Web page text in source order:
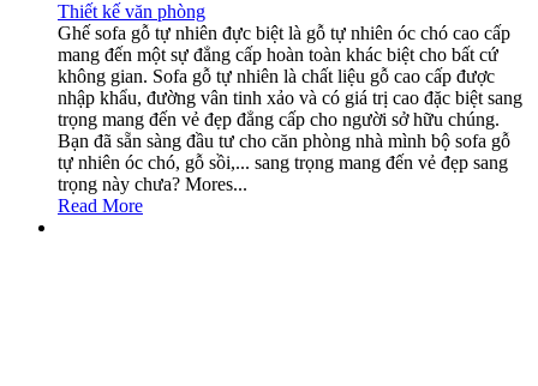
Thiết kế văn phòng
Ghế sofa gỗ tự nhiên đực biệt là gỗ tự nhiên óc chó cao cấp
mang đến một sự đẳng cấp hoàn toàn khác biệt cho bất cứ
không gian. Sofa gỗ tự nhiên là chất liệu gỗ cao cấp được
nhập khẩu, đường vân tinh xảo và có giá trị cao đặc biệt sang
trọng mang đến vẻ đẹp đẳng cấp cho người sở hữu chúng.
Bạn đã sẵn sàng đầu tư cho căn phòng nhà mình bộ sofa gỗ
tự nhiên óc chó, gỗ sồi,... sang trọng mang đến vẻ đẹp sang
trọng này chưa? Mores...
Read More